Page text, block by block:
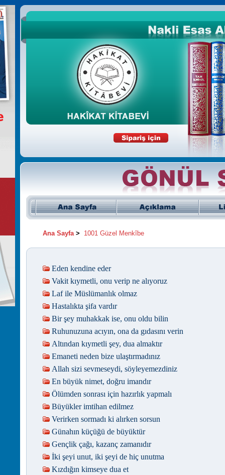
Ana Sayfa> 1001 Güzel Menkîbe
Eden kendine eder
Vakit kıymetli, onu verip ne alıyoruz
Laf ile Müslümanlık olmaz
Hastalıkta şifa vardır
Bir şey muhakkak ise, onu oldu bilin
Ruhunuzuna acıyın, ona da gıdasını verin
Altından kıymetli şey, dua almaktır
Emaneti neden bize ulaştırmadınız
Allah sizi sevmeseydi, söyleyemezdiniz
En büyük nimet, doğru imandır
Ölümden sonrası için hazırlık yapmalı
Büyükler imtihan edilmez
Verirken sormadı ki alırken sorsun
Günahın küçüğü de büyüktür
Gençlik çağı, kazanç zamanıdır
İki şeyi unut, iki şeyi de hiç unutma
Kızdığın kimseye dua et